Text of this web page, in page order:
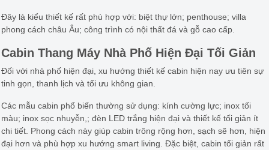
Đây là kiểu thiết kế rất phù hợp với: biệt thự lớn; penthouse; villa
phong cách châu Âu; công trình có nội thất đá và gỗ cao cấp.
Cabin Thang Máy Nhà Phố Hiện Đại Tối Giản
Đối với nhà phố hiện đại, xu hướng thiết kế cabin hiện nay ưu tiên sự
tinh gọn, thanh lịch và tối ưu không gian.
Các mẫu cabin phổ biến thường sử dụng: kính cường lực; inox tối
màu; inox sọc nhuyễn,; đèn LED trắng hiện đại và thiết kế tối giản ít
chi tiết. Phong cách này giúp cabin trông rộng hơn, sạch sẽ hơn, hiện
đại hơn và phù hợp xu hướng smart living. Đặc biệt, cabin tối giản rất